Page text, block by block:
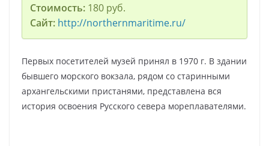
Стоимость:180 руб.
Сайт: http://northernmaritime.ru/
Первых посетителей музей принял в 1970 г. В здании
бывшего морского вокзала, рядом со старинными
архангельскими пристанями, представлена вся
история освоения Русского севера мореплавателями.